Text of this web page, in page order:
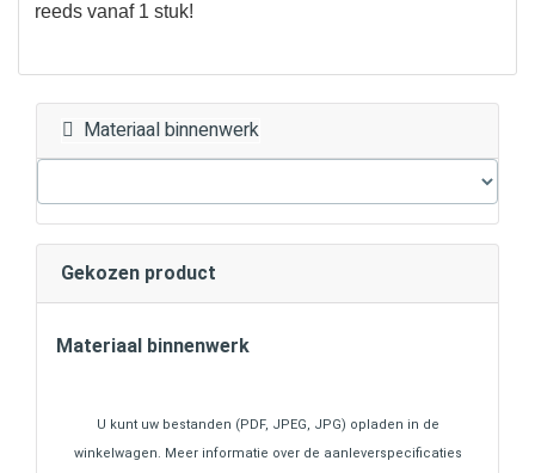
reeds vanaf 1 stuk!
Materiaal binnenwerk
Gekozen product
Materiaal binnenwerk
U kunt uw bestanden (PDF, JPEG, JPG) opladen in de
winkelwagen. Meer informatie over de aanleverspecificaties